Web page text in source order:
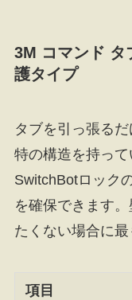
3M コマンド タ
護タイプ
タブを引っ張る
特の構造を持って
SwitchBotロック
を確保できます
たくない場合に最
項目